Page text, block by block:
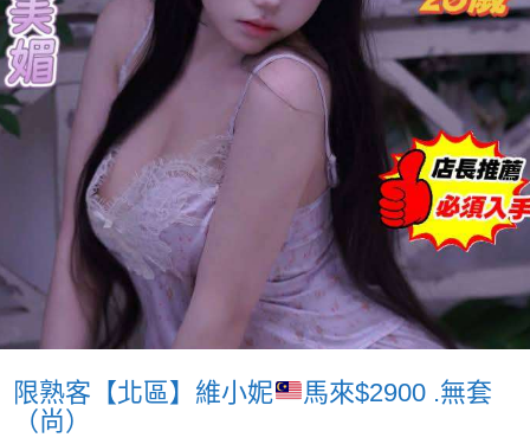
限熟客【北區】維小妮
馬來$2900 .無套
（尚）